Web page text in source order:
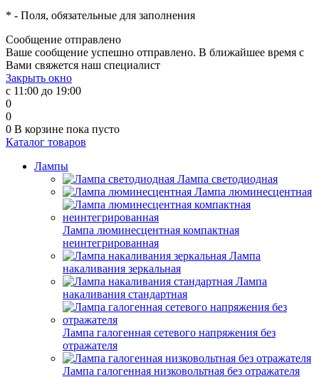
* - Поля, обязательные для заполнения
Сообщение отправлено
Ваше сообщение успешно отправлено. В ближайшее время с
Вами свяжется наш специалист
Закрыть окно
с 11:00 до 19:00
0
0
0 В корзине пока пусто
Каталог товаров
Лампы
Лампа светодиодная
Лампа люминесцентная
Лампа люминесцентная компактная
неинтегрированная
Лампа
накаливания зеркальная
Лампа
накаливания стандартная
Лампа галогенная сетевого напряжения без
отражателя
Лампа галогенная низковольтная без отражателя